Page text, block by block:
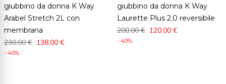
giubbino da donna K Way
Arabel Stretch 2L con
membrana
230,00 € 138,00 €
- 40%
giubbino da donna K Way
Laurette Plus 2.0 reversibile
200,00 € 120,00 €
- 40%